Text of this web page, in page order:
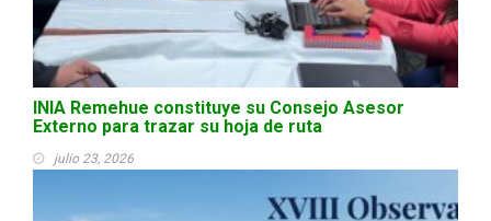
INIA Remehue constituye su Consejo Asesor
Externo para trazar su hoja de ruta
julio 23, 2026